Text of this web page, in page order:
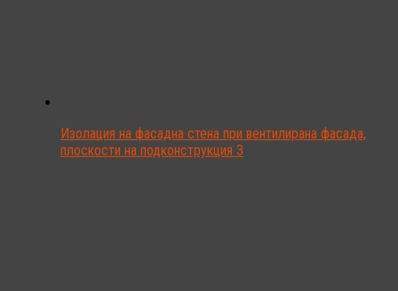
Изолация на фасадна стена при вентилирана фасада,
плоскости на подконструкция 3